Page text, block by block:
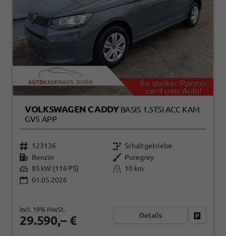
VOLKSWAGEN CADDY BASIS 1.5TSI ACC KAM
GV5 APP
123136
Schaltgetriebe
Benzin
Puregrey
85 kW (116 PS)
10 km
01.05.2026
29.590,– €
incl. 19% MwSt.
Details